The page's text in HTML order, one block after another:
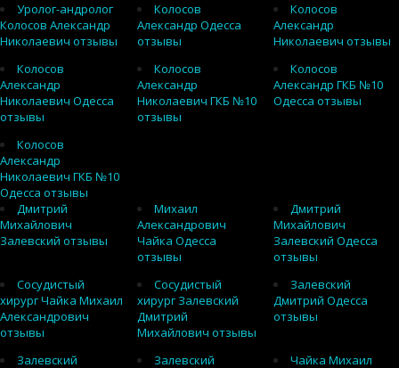
Уролог-андролог
Колосов Александр
Николаевич отзывы
Колосов
Александр Одесса
отзывы
Колосов
Александр
Николаевич отзывы
Колосов
Александр
Николаевич Одесса
отзывы
Колосов
Александр
Николаевич ГКБ №10
отзывы
Колосов
Александр ГКБ №10
Одесса отзывы
Колосов
Александр
Николаевич ГКБ №10
Одесса отзывы
Дмитрий
Михайлович
Залевский отзывы
Михаил
Александрович
Чайка Одесса
отзывы
Дмитрий
Михайлович
Залевский Одесса
отзывы
Сосудистый
хирург Чайка Михаил
Александрович
отзывы
Сосудистый
хирург Залевский
Дмитрий
Михайлович отзывы
Залевский
Дмитрий Одесса
отзывы
Залевский
Залевский
Чайка Михаил